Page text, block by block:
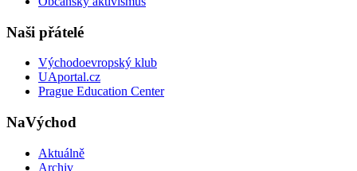
Naši přátelé
Východoevropský klub
UAportal.cz
Prague Education Center
NaVýchod
Aktuálně
Archiv